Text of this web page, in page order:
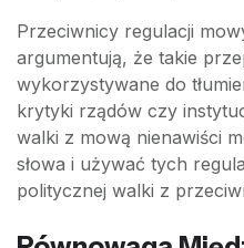
Przeciwnicy regulacji
argumentują, że takie
wykorzystywane do
krytyki rządów czy
walki z mową nienawiści
słowa i używać tych
politycznej walki z